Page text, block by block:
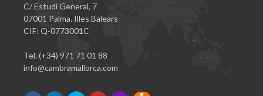
C/ Estudi General, 7
07001 Palma. Illes Balears
CIF: Q-0773001C
Tel. (+34) 971 71 01 88
info@cambramallorca.com